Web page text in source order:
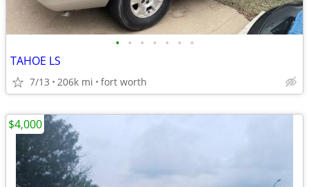
• • • • • • •
TAHOE LS
7/13 206k mi fort worth
$4,000